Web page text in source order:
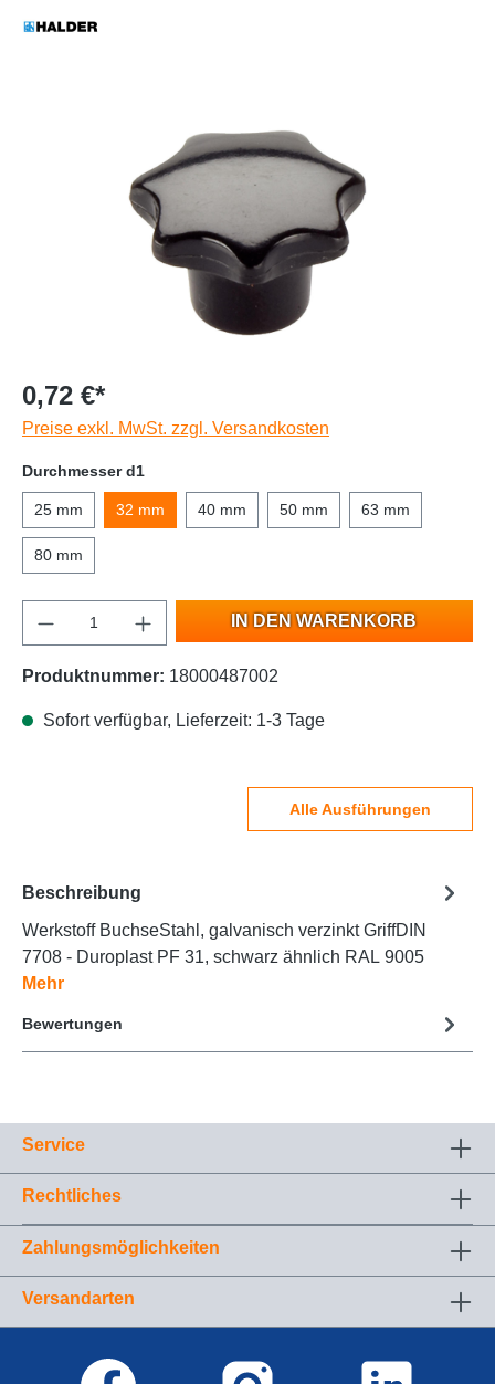
0,72 €*
Preise exkl. MwSt. zzgl. Versandkosten
Durchmesser d1
25 mm 32 mm 40 mm 50 mm 63 mm
80 mm
IN DEN WARENKORB
Produktnummer: 18000487002
Sofort verfügbar, Lieferzeit: 1-3 Tage
Alle Ausführungen
Beschreibung
Werkstoff BuchseStahl, galvanisch verzinkt GriffDIN
7708 - Duroplast PF 31, schwarz ähnlich RAL 9005
Mehr
Bewertungen
Service
Rechtliches
Zahlungsmöglichkeiten
Versandarten